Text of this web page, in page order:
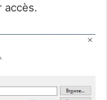
accès.